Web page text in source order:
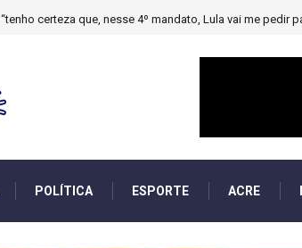
Novo boletim indica El Niño ‘muito forte’ diminuindo
POLÍTICA ESPORTE ACRE